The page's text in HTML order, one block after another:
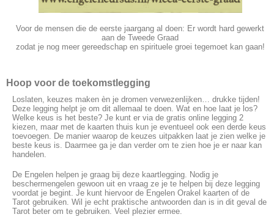
Voor de mensen die de eerste jaargang al doen: Er wordt hard gewerkt
aan de Tweede Graad
zodat je nog meer gereedschap en spirituele groei tegemoet kan gaan!
Hoop voor de toekomstlegging
Loslaten, keuzes maken èn je dromen verwezenlijken… drukke tijden!
Deze legging helpt je om dit allemaal te doen. Wat en hoe laat je los?
Welke keus is het beste? Je kunt er via de gratis online legging 2
kiezen, maar met de kaarten thuis kun je eventueel ook een derde keus
toevoegen. De manier waarop de keuzes uitpakken laat je zien welke je
beste keus is. Daarmee ga je dan verder om te zien hoe je er naar kan
handelen.
De Engelen helpen je graag bij deze kaartlegging. Nodig je
beschermengelen gewoon uit en vraag ze je te helpen bij deze legging
voordat je begint. Je kunt hiervoor de Engelen Orakel kaarten of de
Tarot gebruiken. Wil je echt praktische antwoorden dan is in dit geval de
Tarot beter om te gebruiken. Veel plezier ermee.